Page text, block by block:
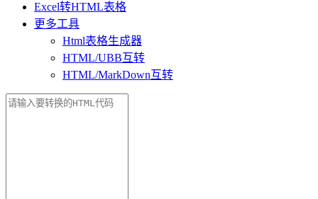
Excel转HTML表格
更多工具
Html表格生成器
HTML/UBB互转
HTML/MarkDown互转